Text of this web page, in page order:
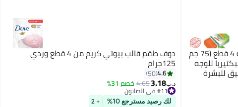
بياري صابون الكركم الأيورفيدي عبوة 4 قطع (75 جم
للوجه
للبشرة
دوف طقم قالب بيوتي كريم من 4 قطع وردي
125جرام
4.6
50
د.ب‏3.18
4.65خصم 31% #11 في الصابون
تم بيع +80 مؤخرًا
#11 في الصابون
لك رصيد مسترجع 10% + 2